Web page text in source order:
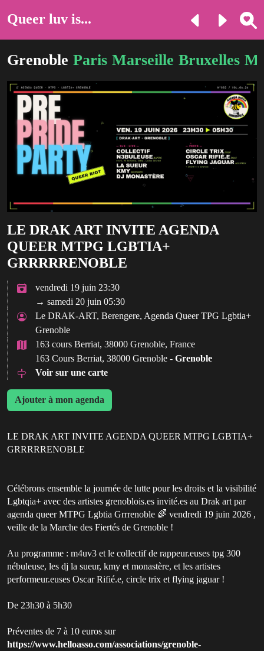
Queer luv is...
Grenoble Paris Marseille Bruxelles
LE DRAK ART INVITE AGENDA
QUEER MTPG LGBTIA+
GRRRRRENOBLE
vendredi 19 juin 23:30
→ samedi 20 juin 05:30
Le DRAK-ART, Berengere, Agenda Queer TPG Lgbtia+
Grenoble
163 cours Berriat, 38000 Grenoble, France
163 Cours Berriat, 38000 Grenoble - Grenoble
Voir sur une carte
Ajouter à mon agenda
LE DRAK ART INVITE AGENDA QUEER MTPG LGBTIA+
GRRRRRENOBLE
Célébrons ensemble la journée de lutte pour les droits et la visibilité
Lgbtqia+ avec des artistes grenoblois.es invité.es au Drak art par
agenda queer MTPG Lgbtia Grrrenoble 🌈 vendredi 19 juin 2026 ,
veille de la Marche des Fiertés de Grenoble !
Au programme : m4uv3 et le collectif de rappeur.euses tpg 300
nébuleuse, les dj la sueur, kmy et monastère, et les artistes
performeur.euses Oscar Rifié.e, circle trix et flying jaguar !
De 23h30 à 5h30
Préventes de 7 à 10 euros sur
https://www.helloasso.com/associations/grenoble-